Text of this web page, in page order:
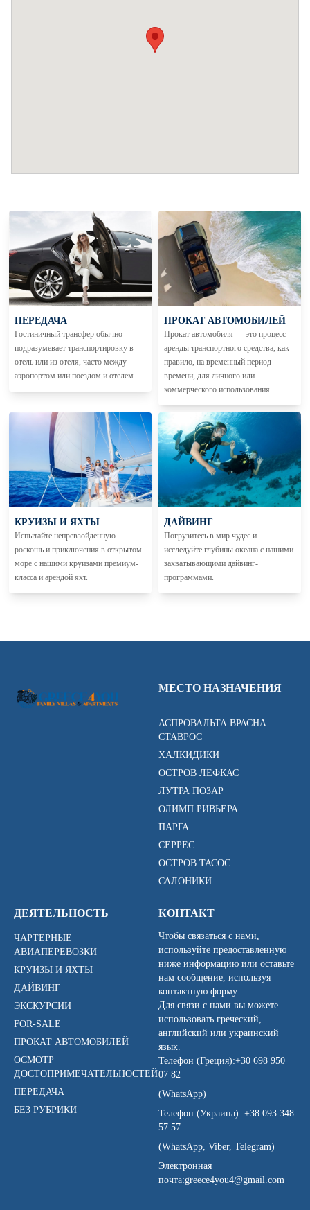
ПЕРЕДАЧА
Гостиничный трансфер обычно
подразумевает транспортировку в
отель или из отеля, часто между
аэропортом или поездом и отелем.
ПРОКАТ АВТОМОБИЛЕЙ
Прокат автомобиля — это процесс
аренды транспортного средства, как
правило, на временный период
времени, для личного или
коммерческого использования.
КРУИЗЫ И ЯХТЫ
Испытайте непревзойденную
роскошь и приключения в открытом
море с нашими круизами премиум-
класса и арендой яхт.
ДАЙВИНГ
Погрузитесь в мир чудес и
исследуйте глубины океана с нашими
захватывающими дайвинг-
программами.
МЕСТО НАЗНАЧЕНИЯ
АСПРОВАЛЬТА ВРАСНА
СТАВРОС
ХАЛКИДИКИ
ОСТРОВ ЛЕФКАС
ЛУТРА ПОЗАР
ОЛИМП РИВЬЕРА
ПАРГА
СЕРРЕС
ОСТРОВ ТАСОС
САЛОНИКИ
ДЕЯТЕЛЬНОСТЬ
ЧАРТЕРНЫЕ
АВИАПЕРЕВОЗКИ
КРУИЗЫ И ЯХТЫ
ДАЙВИНГ
ЭКСКУРСИИ
FOR-SALE
ПРОКАТ АВТОМОБИЛЕЙ
ОСМОТР
ДОСТОПРИМЕЧАТЕЛЬНОСТЕЙ
ПЕРЕДАЧА
БЕЗ РУБРИКИ
КОНТАКТ
Чтобы связаться с нами,
используйте предоставленную
ниже информацию или оставьте
нам сообщение, используя
контактную форму.
Для связи с нами вы можете
использовать греческий,
английский или украинский
язык.
Телефон (Греция):+30 698 950
07 82
(WhatsApp)
Телефон (Украина): +38 093 348
57 57
(WhatsApp, Viber, Telegram)
Электронная
почта:greece4you4@gmail.com